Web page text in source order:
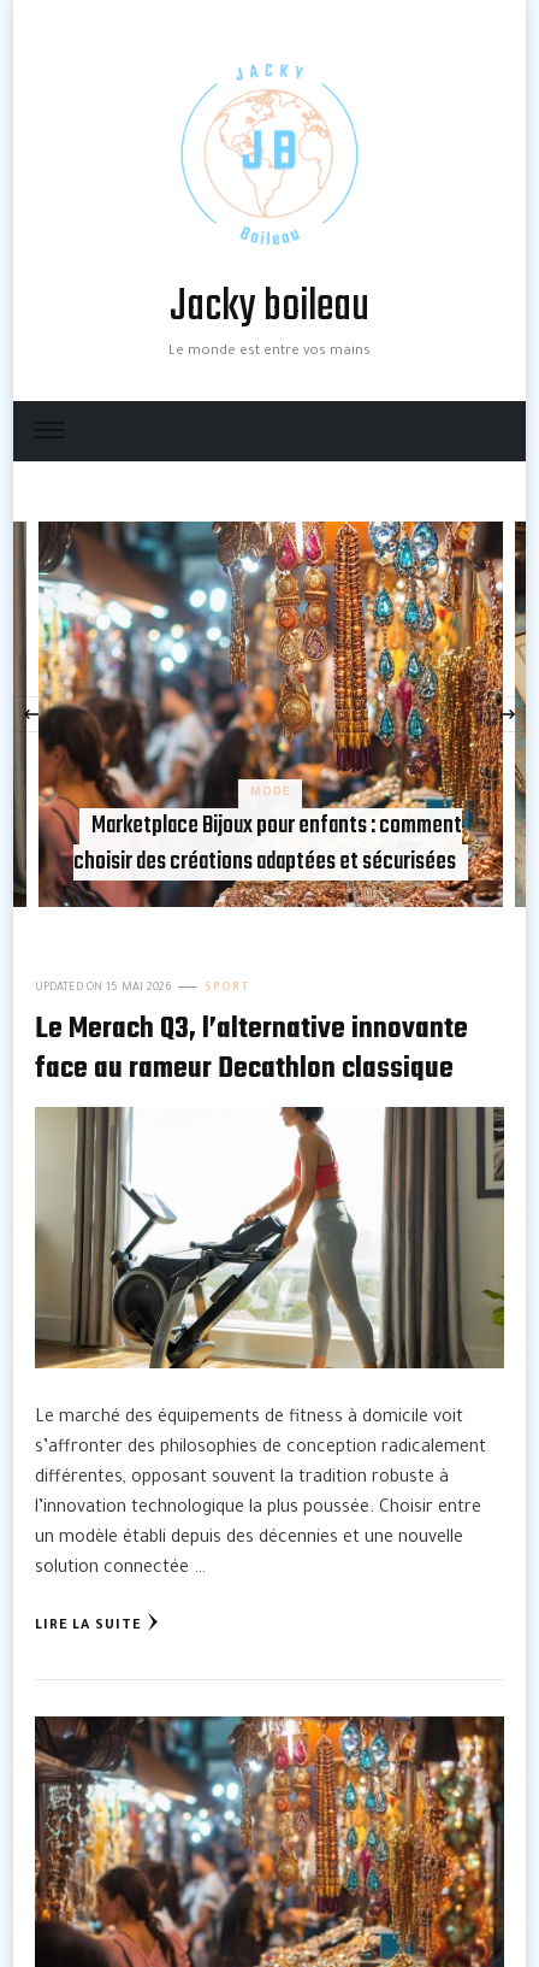
Jacky boileau
Le monde est entre vos mains
CONSEILS
Créer un album photo sur mesure pour revivre
chaque instant important
‹
UPDATED ON 15 MAI 2026 SPORT
Le Merach Q3, l’alternative innovante
face au rameur Decathlon classique
Le marché des équipements de fitness à domicile voit
s’affronter des philosophies de conception radicalement
différentes, opposant souvent la tradition robuste à
l’innovation technologique la plus poussée. Choisir entre
un modèle établi depuis des décennies et une nouvelle
solution connectée …
LIRE LA SUITE